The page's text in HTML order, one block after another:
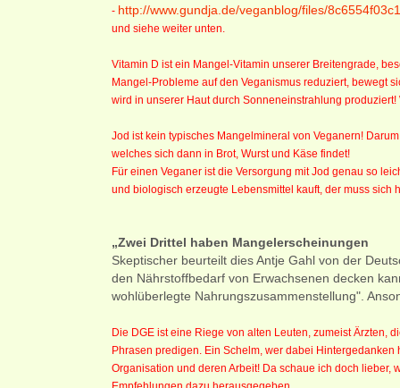
- http://www.gundja.de/veganblog/files/
und siehe weiter unten.
Vitamin D ist ein Mangel-Vitamin unserer Breitengrade,
Mangel-Probleme auf den Veganismus reduziert, bewegt
wird in unserer Haut durch Sonneneinstrahlung
Jod ist kein typisches Mangelmineral von Veganern!
welches sich dann in Brot, Wurst und Käse findet!
Für einen Veganer ist die Versorgung mit Jod genau so
und biologisch erzeugte Lebensmittel kauft, der muss
„Zwei Drittel haben Mangelerscheinungen
Skeptischer beurteilt dies Antje Gahl von der
den Nährstoffbedarf von Erwachsenen decken
wohlüberlegte Nahrungszusammenstellung".
Die DGE ist eine Riege von alten Leuten, zumeist Ärzten,
Phrasen predigen. Ein Schelm, wer dabei
Organisation und deren Arbeit! Da schaue ich doch lieber,